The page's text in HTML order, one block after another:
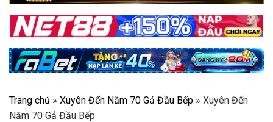
Trang chủ » Xuyên Đến Năm 70 Gả Đầu Bếp » Xuyên Đến
Năm 70 Gả Đầu Bếp